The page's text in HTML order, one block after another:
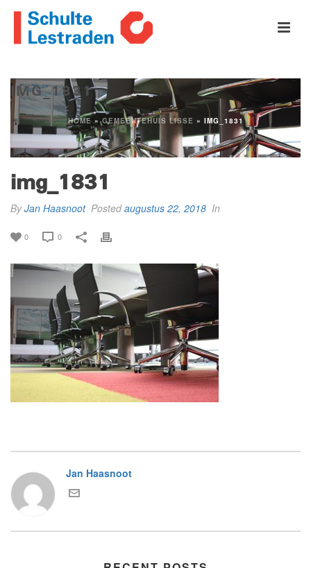
IMG_1831
HOME»GEMEENTEHUIS LISSE » IMG_1831
img_1831
ByJan Haasnoot Postedaugustus 22, 2018 In
0 0
Jan Haasnoot